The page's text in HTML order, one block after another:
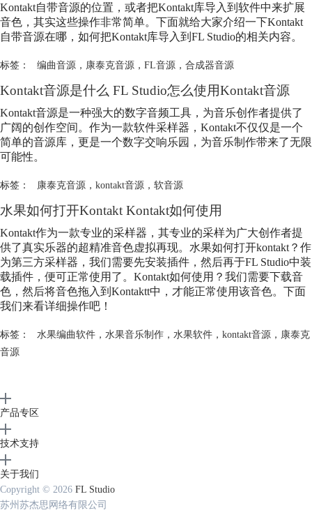
Kontakt自带音源的位置，或者把Kontakt库导入到软件中来扩展
音色，其实这些操作非常简单。下面就给大家介绍一下Kontakt
自带音源在哪，如何把Kontakt库导入到FL Studio的相关内容。
标签： 编曲音源， 康泰克音源， FL音源， 合成器音源
Kontakt音源是什么 FL Studio怎么使用Kontakt音源
Kontakt音源是一种强大的数字音频工具，为音乐创作者提供了
广阔的创作空间。作为一款软件采样器，Kontakt不仅仅是一个
简单的音源库，更是一个数字交响乐园，为音乐制作带来了无限
可能性。
标签： 康泰克音源， kontakt音源， 软音源
水果如何打开Kontakt Kontakt如何使用
Kontakt作为一款专业的采样器，其专业的采样为广大创作者提
供了真实乐器的超精准音色虚拟再现。水果如何打开kontakt？作
为第三方采样器，我们需要先安装插件，然后再于FL Studio中装
载插件，便可正常使用了。Kontakt如何使用？我们需要下载音
色，然后将音色拖入到Kontaktt中，才能正常使用该音色。下面
我们来看详细操作吧！
标签： 水果编曲软件， 水果音乐制作， 水果软件， kontakt音源， 康泰克
音源
产品专区
技术支持
关于我们
Copyright © 2026 FL Studio
苏州苏杰思网络有限公司